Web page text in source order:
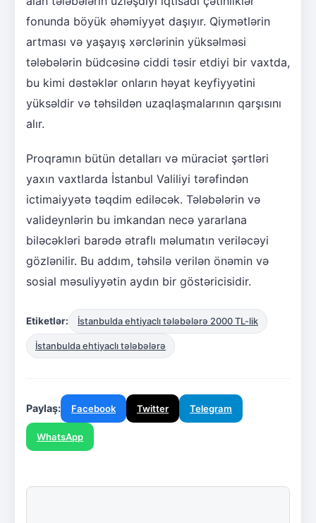
fonunda böyük əhəmiyyət daşıyır. Qiymətlərin
artması və yaşayış xərclərinin yüksəlməsi
tələbələrin büdcəsinə ciddi təsir etdiyi bir vaxtda,
bu kimi dəstəklər onların həyat keyfiyyətini
yüksəldir və təhsildən uzaqlaşmalarının qarşısını
alır.
Proqramın bütün detalları və müraciət şərtləri
yaxın vaxtlarda İstanbul Valiliyi tərəfindən
ictimaiyyətə təqdim ediləcək. Tələbələrin və
valideynlərin bu imkandan necə yararlana
biləcəkləri barədə ətraflı məlumatın veriləcəyi
gözlənilir. Bu addım, təhsilə verilən önəmin və
sosial məsuliyyətin aydın bir göstəricisidir.
Etiketlər: İstanbulda ehtiyaclı tələbələrə 2000 TL-lik
İstanbulda ehtiyaclı tələbələrə
Paylaş: Facebook Twitter Telegram
WhatsApp